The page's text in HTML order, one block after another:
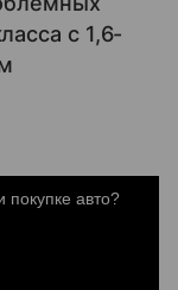
с 1,6-